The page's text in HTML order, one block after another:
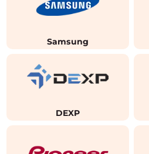
Samsung
DEXP